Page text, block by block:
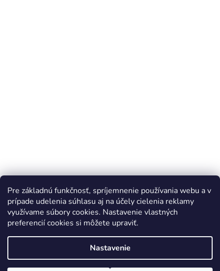
Pre základnú funkčnosť, spríjemnenie používania webu a v
prípade udelenia súhlasu aj na účely cielenia reklamy
využívame súbory cookies. Nastavenie vlastných
preferencií cookies si môžete upraviť.
Nastavenie